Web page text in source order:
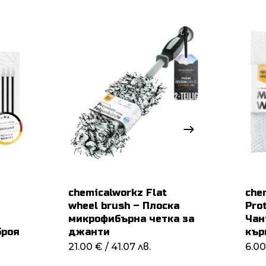
chemicalworkz Flat
wheel brush – Плоска
микрофибърна четка за
джанти
21.00 € / 41.07 лв.